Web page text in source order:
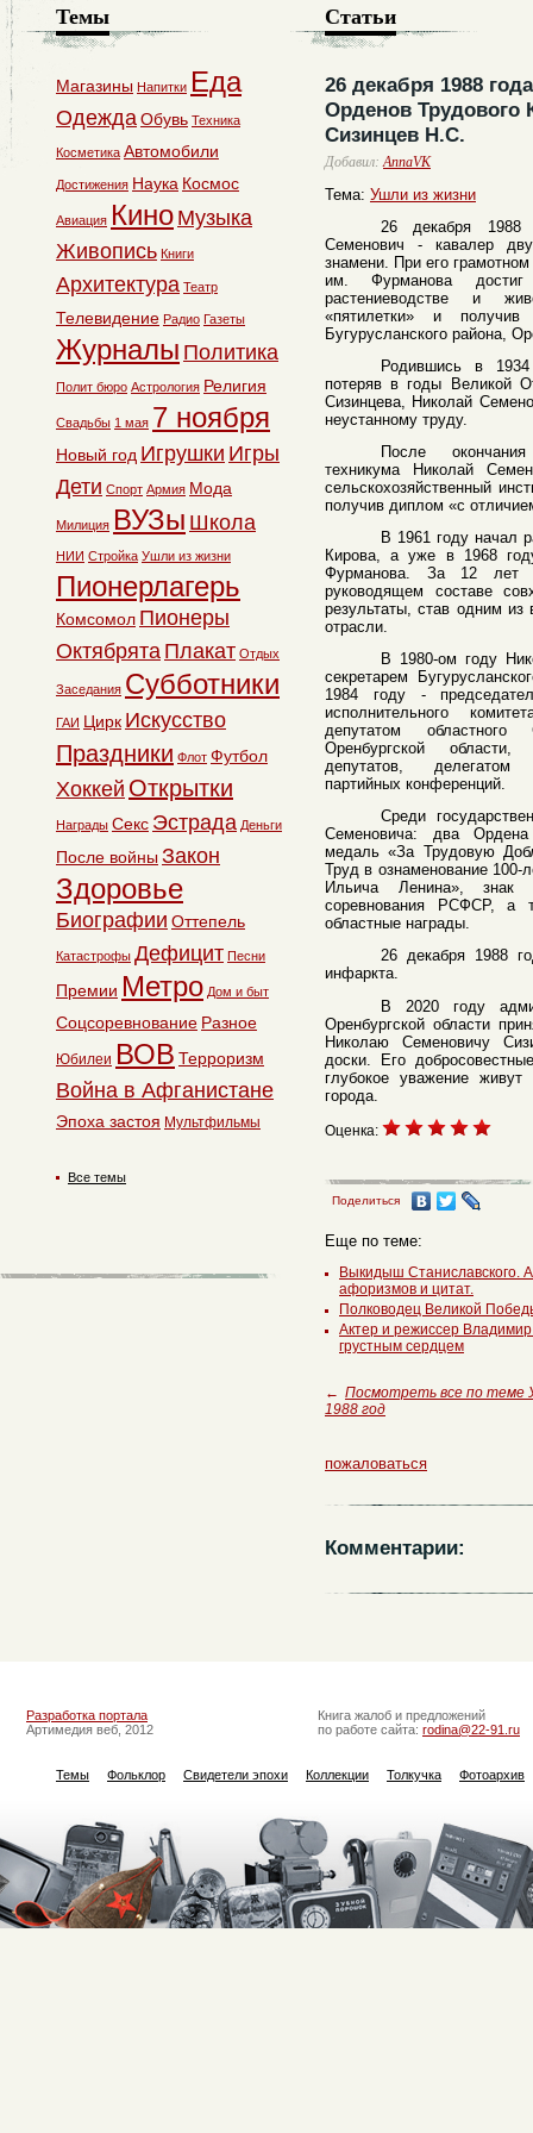
Статьи
26 декабря 1988
Орденов Трудового
Сизинцев Н.С.
Добавил:AnnaVK
Тема: Ушли из жизни
26 декабря 1988
Семенович - кавалер
знамени. При его
им. Фурманова
растениеводстве и
«пятилетки» и
Бугурусланского района,
Родившись в
потеряв в годы Великой
Сизинцева, Николай
неустанному труду.
После окончания
техникума Николай
сельскохозяйственный
получив диплом «с
В 1961 году начал
Кирова, а уже в 1968
Фурманова. За 12 лет
руководящем составе
результаты, став одним из
отрасли.
В 1980-ом году
секретарем
1984 году -
исполнительного
депутатом
Оренбургской
депутатов, делегатом
партийных конференций.
Среди
Семеновича: два Ордена
медаль «За Трудовую
Труд в ознаменование
Ильича Ленина», знак
соревнования РСФСР, а
областные награды.
26 декабря 1988
инфаркта.
В 2020 году
Оренбургской области
Николаю Семеновичу
доски. Его
глубокое уважение
города.
Оценка:
Поделиться
Еще по теме:
Выкидыш Станиславского.
афоризмов и цитат.
Полководец Великой
Актер и режиссер
грустным сердцем
← Посмотреть все по теме
1988 год
пожаловаться
Комментарии:
Темы
Магазины Напитки Еда
ОдеждаОбувь Техника
Косметика Автомобили
Достижения Наука Космос
Авиация Кино Музыка
Живопись Книги
Архитектура Театр
Телевидение Радио Газеты
Журналы Политика
Полит бюро Астрология Религия
Свадьбы 1 мая 7 ноября
Новый год Игрушки Игры
Дети Спорт Армия Мода
Милиция ВУЗы Школа
НИИ Стройка Ушли из жизни
Пионерлагерь
Комсомол Пионеры
Октябрята Плакат Отдых
Заседания Субботники
ГАИ Цирк Искусство
Праздники Флот Футбол
Хоккей Открытки
Награды Секс Эстрада Деньги
После войны Закон
Здоровье
Биографии Оттепель
Катастрофы Дефицит Песни
Премии Метро Дом и быт
Соцсоревнование Разное
Юбилеи ВОВ Терроризм
Война в Афганистане
Эпоха застоя Мультфильмы
Все темы
Разработка портала
Артимедия веб, 2012
Книга жалоб и предложений
по работе сайта: rodina@22-91.ru
Темы Фольклор Свидетели эпохи Коллекции Толкучка Фотоархив